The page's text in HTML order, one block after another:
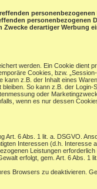
personenbezogenen
Zwecke derartiger Werbung
werden. Ein Cookie dient
Cookies, bzw.
z.B. der Inhalt eines
So kann z.B. der Login-
oder
wenn es nur dessen
Art. 6 Abs. 1 lit. a. DSGVO.
Interessen (d.h. Interesse
Leistungen erforderlich
erfolgt, gem. Art. 6 Abs. 1
Browsers zu deaktivieren.